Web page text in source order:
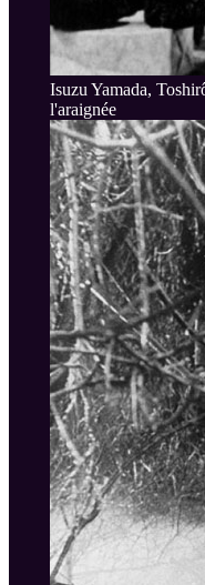
Isuzu Yamada,
l'araignée